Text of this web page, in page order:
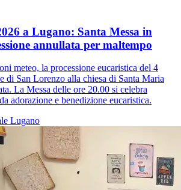
a Lugano: Santa Messa in
annullata per maltempo
meteo, la processione eucaristica del 4
di San Lorenzo alla chiesa di Santa Maria
La Messa delle ore 20.00 si celebra
adorazione e benedizione eucaristica.
Lugano